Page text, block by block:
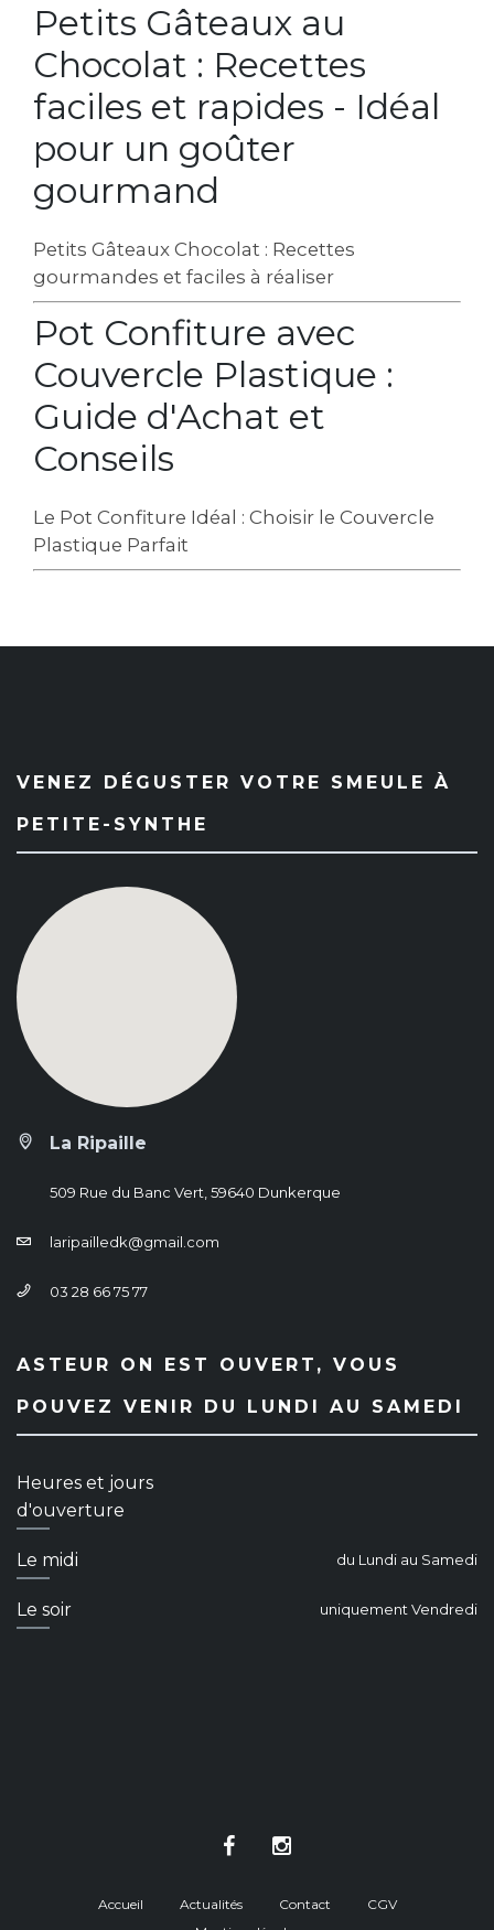
Petits Gâteaux au
Chocolat : Recettes
faciles et rapides - Idéal
pour un goûter
gourmand
Petits Gâteaux Chocolat : Recettes
gourmandes et faciles à réaliser
Pot Confiture avec
Couvercle Plastique :
Guide d'Achat et
Conseils
Le Pot Confiture Idéal : Choisir le Couvercle
Plastique Parfait
VENEZ DÉGUSTER VOTRE SMEULE À
PETITE-SYNTHE
La Ripaille
509 Rue du Banc Vert, 59640 Dunkerque
laripailledk@gmail.com
03 28 66 75 77
ASTEUR ON EST OUVERT, VOUS
POUVEZ VENIR DU LUNDI AU SAMEDI
Heures et jours
d'ouverture
Le midi du Lundi au Samedi
Le soir uniquement Vendredi
Accueil Actualités Contact
CGV